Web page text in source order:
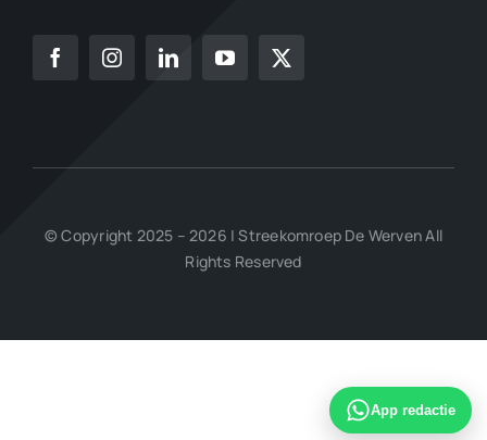
© Copyright 2025 – 2026 | Streekomroep De Werven All
Rights Reserved
App redactie